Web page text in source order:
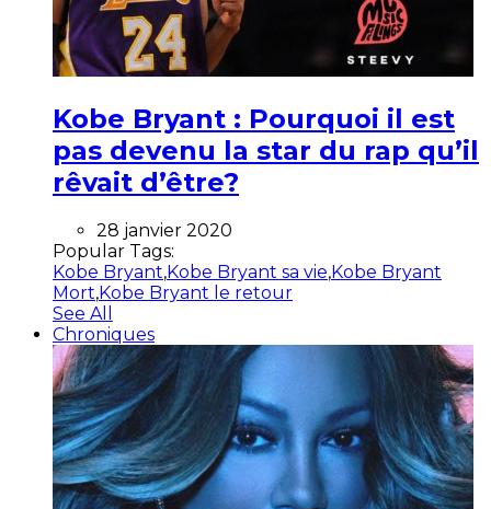
Kobe Bryant : Pourquoi il est
pas devenu la star du rap qu’il
rêvait d’être?
28 janvier 2020
Popular Tags:
Kobe Bryant,Kobe Bryant sa vie,Kobe Bryant
Mort,Kobe Bryant le retour
See All
Chroniques